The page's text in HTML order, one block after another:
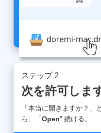
ステップ 2
次を許可しま
「本当に開きますか？」
ら、「Open” 続ける。